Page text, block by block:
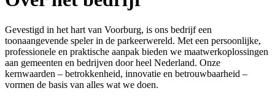
Gevestigd in het hart van Voorburg, is ons bedrijf een
toonaangevende speler in de parkeerwereld. Met een persoonlijke,
professionele en praktische aanpak bieden we maatwerkoplossingen
aan gemeenten en bedrijven door heel Nederland. Onze
kernwaarden – betrokkenheid, innovatie en betrouwbaarheid –
vormen de basis van alles wat we doen.